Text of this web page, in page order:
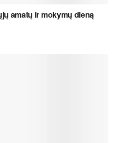
amatų ir mokymų dieną